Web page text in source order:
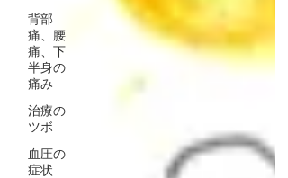
背部
痛、腰
痛、下
半身の
痛み
治療の
ツボ
血圧の
症状